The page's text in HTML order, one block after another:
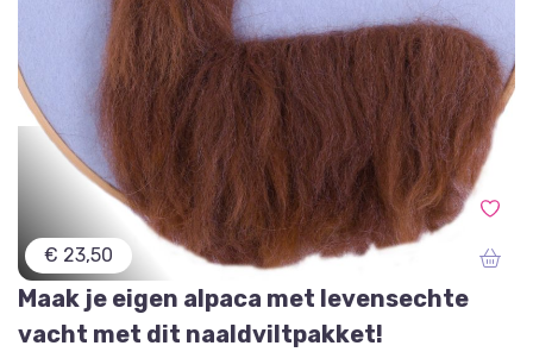
€ 23,50
Maak je eigen alpaca met levensechte
vacht met dit naaldviltpakket!